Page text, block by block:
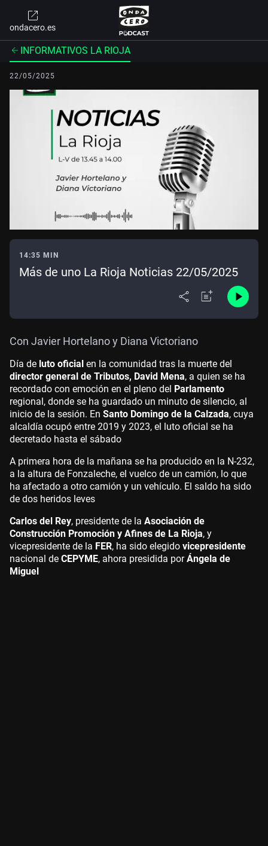
ondacero.es
INFORMATIVOS LA RIOJA
22/05/2025
14:35 MIN
Más de uno La Rioja Noticias 22/05/2025
Con Javier Hortelano y Diana Victoriano
Día de luto oficial en la comunidad tras la muerte del
director general de Tributos, David Mena, a quien se ha
recordado con emoción en el pleno del Parlamento
regional, donde se ha guardado un minuto de silencio, al
inicio de la sesión. En Santo Domingo de la Calzada, cuya
alcaldía ocupó entre 2019 y 2023, el luto oficial se ha
decretado hasta el sábado
A primera hora de la mañana se ha producido en la N-232,
a la altura de Fonzaleche, el vuelco de un camión, lo que
ha afectado a otro camión y un vehículo. El saldo ha sido
de dos heridos leves
Carlos del Rey, presidente de la Asociación de
Construcción Promoción y Afines de La Rioja, y
vicepresidente de la FER, ha sido elegido vicepresidente
nacional de CEPYME, ahora presidida porÁngela de
Miguel